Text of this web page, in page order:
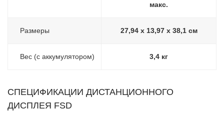
макс.
Размеры 27,94 x 13,97 x 38,1 см
Вес (с аккумулятором) 3,4 кг
CПЕЦИФИКАЦИИ ДИСТАНЦИОННОГО
ДИСПЛЕЯ FSD